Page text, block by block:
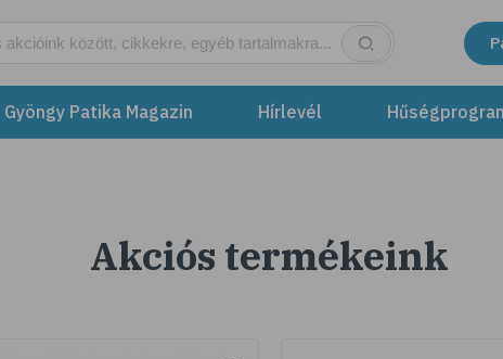
Gyöngy Patika Magazin Hírlevél
Akciós termékeink